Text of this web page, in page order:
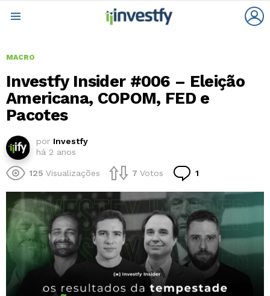
MACRO
Investfy Insider #006 – Eleição
Americana, COPOM, FED e
Pacotes
por Investfy
há 2 anos
125 Visualizações 7 Votos 1